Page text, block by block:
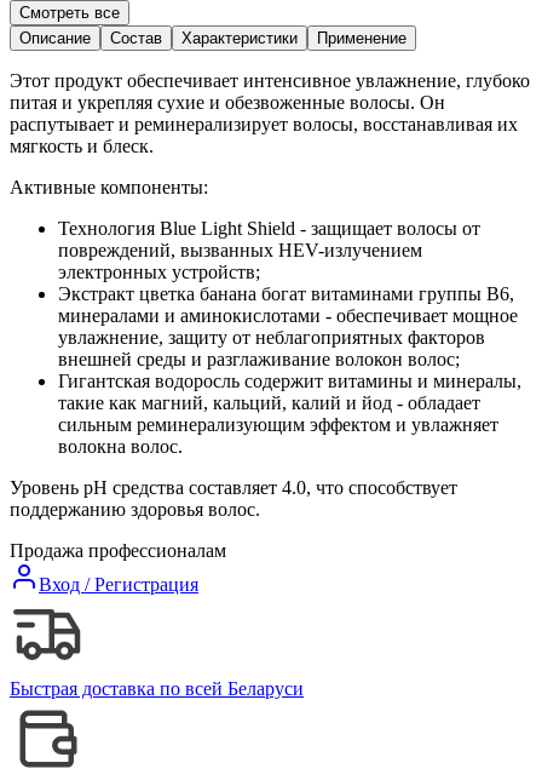
Смотреть все
Описание
Состав Характеристики Применение
Этот продукт обеспечивает интенсивное увлажнение, глубоко
питая и укрепляя сухие и обезвоженные волосы. Он
распутывает и реминерализирует волосы, восстанавливая их
мягкость и блеск.
Активные компоненты:
Технология Blue Light Shield - защищает волосы от
повреждений, вызванных HEV-излучением
электронных устройств;
Экстракт цветка банана богат витаминами группы B6,
минералами и аминокислотами - обеспечивает мощное
увлажнение, защиту от неблагоприятных факторов
внешней среды и разглаживание волокон волос;
Гигантская водоросль содержит витамины и минералы,
такие как магний, кальций, калий и йод - обладает
сильным реминерализующим эффектом и увлажняет
волокна волос.
Уровень pH средства составляет 4.0, что способствует
поддержанию здоровья волос.
Продажа профессионалам
Вход / Регистрация
Быстрая доставка по всей Беларуси